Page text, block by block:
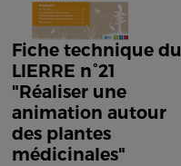
Fiche technique du
LIERRE n°21
"Réaliser une
animation autour
des plantes
médicinales"